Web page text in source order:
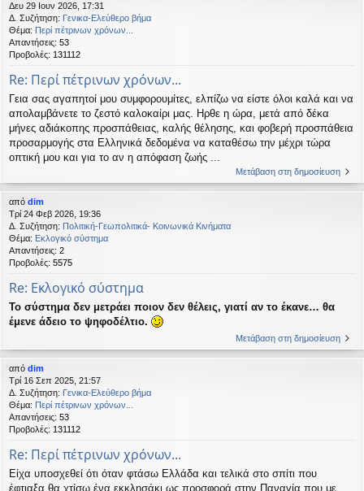
εις
Δευ 29 Ιουν 2026, 17:31
Δ. Συζήτηση: Γενικα-Ελεύθερο βήμα
Θέμα: Περί πέτρινων χρόνων...
Απαντήσεις: 53
Προβολές: 131112
Re: Περί πέτρινων χρόνων...
Γεια σας αγαπητοί μου συμφορουμίτες, ελπίζω να είστε όλοι καλά και να
απολαμβάνετε το ζεστό καλοκαίρι μας. Ηρθε η ώρα, μετά από δέκα
μήνες αδιάκοπης προσπάθειας, καλής θέλησης, και φοβερή προσπάθεια
προσαρμογής στα Ελληνικά δεδομένα να καταθέσω την μέχρι τώρα
οπτική μου και για το αν η απόφαση ζωής ...
Μετάβαση στη δημοσίευση
από dim
Τρί 24 Φεβ 2026, 19:36
Δ. Συζήτηση: Πολιτική-Γεωπολιτικά- Κοινωνικά Κινήματα
Θέμα: Εκλογικό σύστημα
Απαντήσεις: 2
Προβολές: 5575
Re: Εκλογικό σύστημα
Το σύστημα δεν μετράει ποιον δεν θέλεις, γιατί αν το έκανε… θα
έμενε άδειο το ψηφοδέλτιο.
Μετάβαση στη δημοσίευση
από dim
Τρί 16 Σεπ 2025, 21:57
Δ. Συζήτηση: Γενικα-Ελεύθερο βήμα
Θέμα: Περί πέτρινων χρόνων...
Απαντήσεις: 53
Προβολές: 131112
Re: Περί πέτρινων χρόνων...
Είχα υποσχεθεί ότι όταν φτάσω Ελλάδα και τελικά στο σπίτι που
έφτιαξα θα χτίσω ένα εκκλησάκι ως προσφορά στην Παναγία που με